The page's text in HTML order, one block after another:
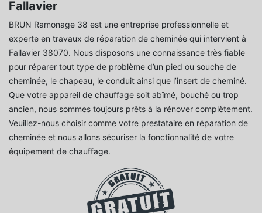
Fallavier
BRUN Ramonage 38 est une entreprise professionnelle et
experte en travaux de réparation de cheminée qui intervient à
Fallavier 38070. Nous disposons une connaissance très fiable
pour réparer tout type de problème d’un pied ou souche de
cheminée, le chapeau, le conduit ainsi que l’insert de cheminé.
Que votre appareil de chauffage soit abîmé, bouché ou trop
ancien, nous sommes toujours prêts à la rénover complètement.
Veuillez-nous choisir comme votre prestataire en réparation de
cheminée et nous allons sécuriser la fonctionnalité de votre
équipement de chauffage.